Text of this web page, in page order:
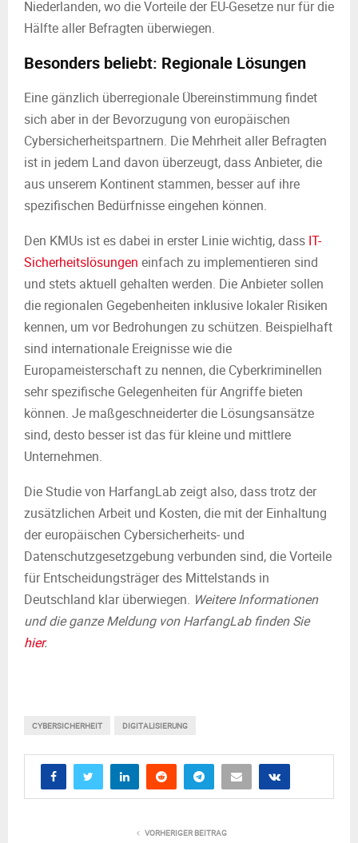
Niederlanden, wo die Vorteile der EU-Gesetze nur für die
Hälfte aller Befragten überwiegen.
Besonders beliebt: Regionale Lösungen
Eine gänzlich überregionale Übereinstimmung findet
sich aber in der Bevorzugung von europäischen
Cybersicherheitspartnern. Die Mehrheit aller Befragten
ist in jedem Land davon überzeugt, dass Anbieter, die
aus unserem Kontinent stammen, besser auf ihre
spezifischen Bedürfnisse eingehen können.
Den KMUs ist es dabei in erster Linie wichtig, dass IT-
Sicherheitslösungen einfach zu implementieren sind
und stets aktuell gehalten werden. Die Anbieter sollen
die regionalen Gegebenheiten inklusive lokaler Risiken
kennen, um vor Bedrohungen zu schützen. Beispielhaft
sind internationale Ereignisse wie die
Europameisterschaft zu nennen, die Cyberkriminellen
sehr spezifische Gelegenheiten für Angriffe bieten
können. Je maßgeschneiderter die Lösungsansätze
sind, desto besser ist das für kleine und mittlere
Unternehmen.
Die Studie von HarfangLab zeigt also, dass trotz der
zusätzlichen Arbeit und Kosten, die mit der Einhaltung
der europäischen Cybersicherheits- und
Datenschutzgesetzgebung verbunden sind, die Vorteile
für Entscheidungsträger des Mittelstands in
Deutschland klar überwiegen. Weitere Informationen
und die ganze Meldung von HarfangLab finden Sie
hier.
CYBERSICHERHEIT DIGITALISIERUNG
VORHERIGER BEITRAG